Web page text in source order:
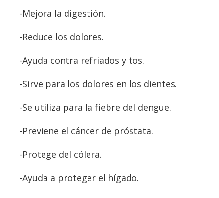
-Mejora la digestión.
-Reduce los dolores.
-Ayuda contra refriados y tos.
-Sirve para los dolores en los dientes.
-Se utiliza para la fiebre del dengue.
-Previene el cáncer de próstata.
-Protege del cólera.
-Ayuda a proteger el hígado.